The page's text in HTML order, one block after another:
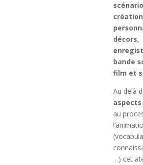
décors,
bande
film et
Au delà
au
…) cet